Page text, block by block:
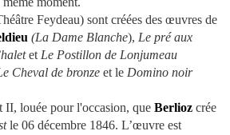
Feydeau) sont créées des œuvres de
(La Dame Blanche), Le pré aux
et Le Postillon de Lonjumeau
Cheval de bronze et le Domino noir
II, louée pour l'occasion, que Berlioz crée
le 06 décembre 1846. L’œuvre est